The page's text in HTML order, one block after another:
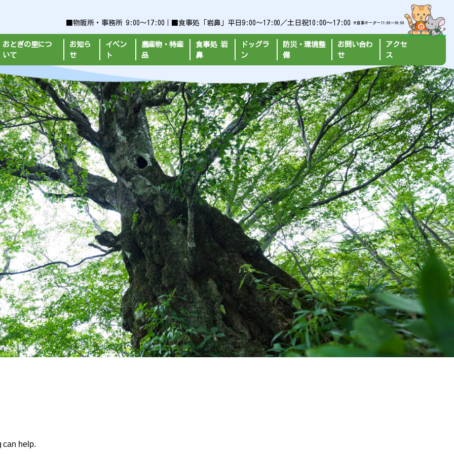
■物販所・事務所 9:00～17:00｜■食事処「岩鼻」平日9:00～17:00／土日祝10:00～17:00 ※食事オーダー11:00〜16:00
おとぎの里につ
いて
お知ら
せ
イベン
ト
農産物・特産
品
食事処 岩
鼻
ドッグラ
ン
防災・環境整
備
お問い合わ
せ
アクセ
ス
can help.